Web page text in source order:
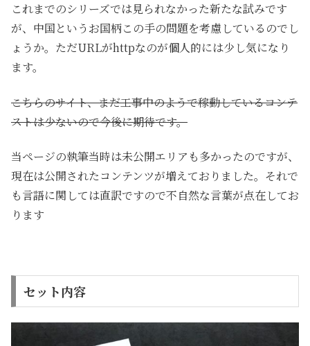
これまでのシリーズでは見られなかった新たな試みです
が、中国というお国柄この手の問題を考慮しているのでし
ょうか。ただURLがhttpなのが個人的には少し気になり
ます。
こちらのサイト、まだ工事中のようで稼動しているコンテ
ストは少ないので今後に期待です。
当ページの執筆当時は未公開エリアも多かったのですが、
現在は公開されたコンテンツが増えておりました。それで
も言語に関しては直訳ですので不自然な言葉が点在してお
ります
セット内容